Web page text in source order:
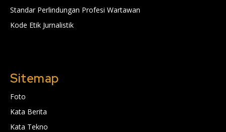
Standar Perlindungan Profesi Wartawan
Kode Etik Jurnalistik
Sitemap
Foto
Kata Berita
Kata Tekno